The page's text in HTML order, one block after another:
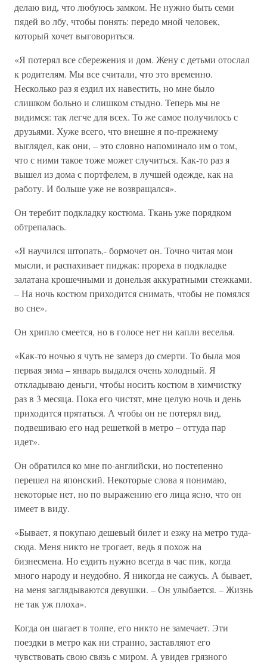
делаю вид, что любуюсь замком. Не нужно быть семи
пядей во лбу, чтобы понять: передо мной человек,
который хочет выговориться.
«Я потерял все сбережения и дом. Жену с детьми отослал
к родителям. Мы все считали, что это временно.
Несколько раз я ездил их навестить, но мне было
слишком больно и слишком стыдно. Теперь мы не
видимся: так легче для всех. То же самое получилось с
друзьями. Хуже всего, что внешне я по-прежнему
выглядел, как они, – это словно напоминало им о том,
что с ними такое тоже может случиться. Как-то раз я
вышел из дома с портфелем, в лучшей одежде, как на
работу. И больше уже не возвращался».
Он теребит подкладку костюма. Ткань уже порядком
обтрепалась.
«Я научился штопать,- бормочет он. Точно читая мои
мысли, и распахивает пиджак: прореха в подкладке
залатана крошечными и донельзя аккуратными стежками.
– На ночь костюм приходится снимать, чтобы не помялся
во сне».
Он хрипло смеется, но в голосе нет ни капли веселья.
«Как-то ночью я чуть не замерз до смерти. То была моя
первая зима – январь выдался очень холодный. Я
откладываю деньги, чтобы носить костюм в химчистку
раз в 3 месяца. Пока его чистят, мне целую ночь и день
приходится прятаться. А чтобы он не потерял вид,
подвешиваю его над решеткой в метро – оттуда пар
идет».
Он обратился ко мне по-английски, но постепенно
перешел на японский. Некоторые слова я понимаю,
некоторые нет, но по выражению его лица ясно, что он
имеет в виду.
«Бывает, я покупаю дешевый билет и езжу на метро туда-
сюда. Меня никто не трогает, ведь я похож на
бизнесмена. Но ездить нужно всегда в час пик, когда
много народу и неудобно. Я никогда не сажусь. А бывает,
на меня заглядываются девушки. – Он улыбается. – Жизнь
не так уж плоха».
Когда он шагает в толпе, его никто не замечает. Эти
поездки в метро как ни странно, заставляют его
чувствовать свою связь с миром. А увидев грязного